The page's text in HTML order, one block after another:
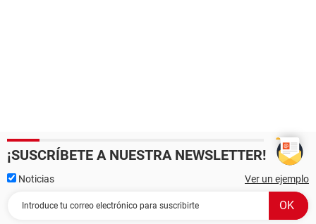
¡SUSCRÍBETE A NUESTRA NEWSLETTER!
Noticias Ver un ejemplo